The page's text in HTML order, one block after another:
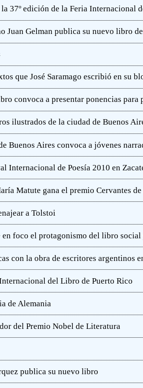
la 37º edición de la Feria Internacional
Juan Gelman publica su nuevo libro
que José Saramago escribió en su
convoca a presentar ponencias para
ilustrados de la ciudad de Buenos
Buenos Aires convoca a jóvenes
Internacional de Poesía 2010 en
Matute gana el premio Cervantes
a Tolstoi
en foco el protagonismo del libro
con la obra de escritores argentinos
del Libro de Puerto Rico
de Alemania
del Premio Nobel de Literatura
publica su nuevo libro